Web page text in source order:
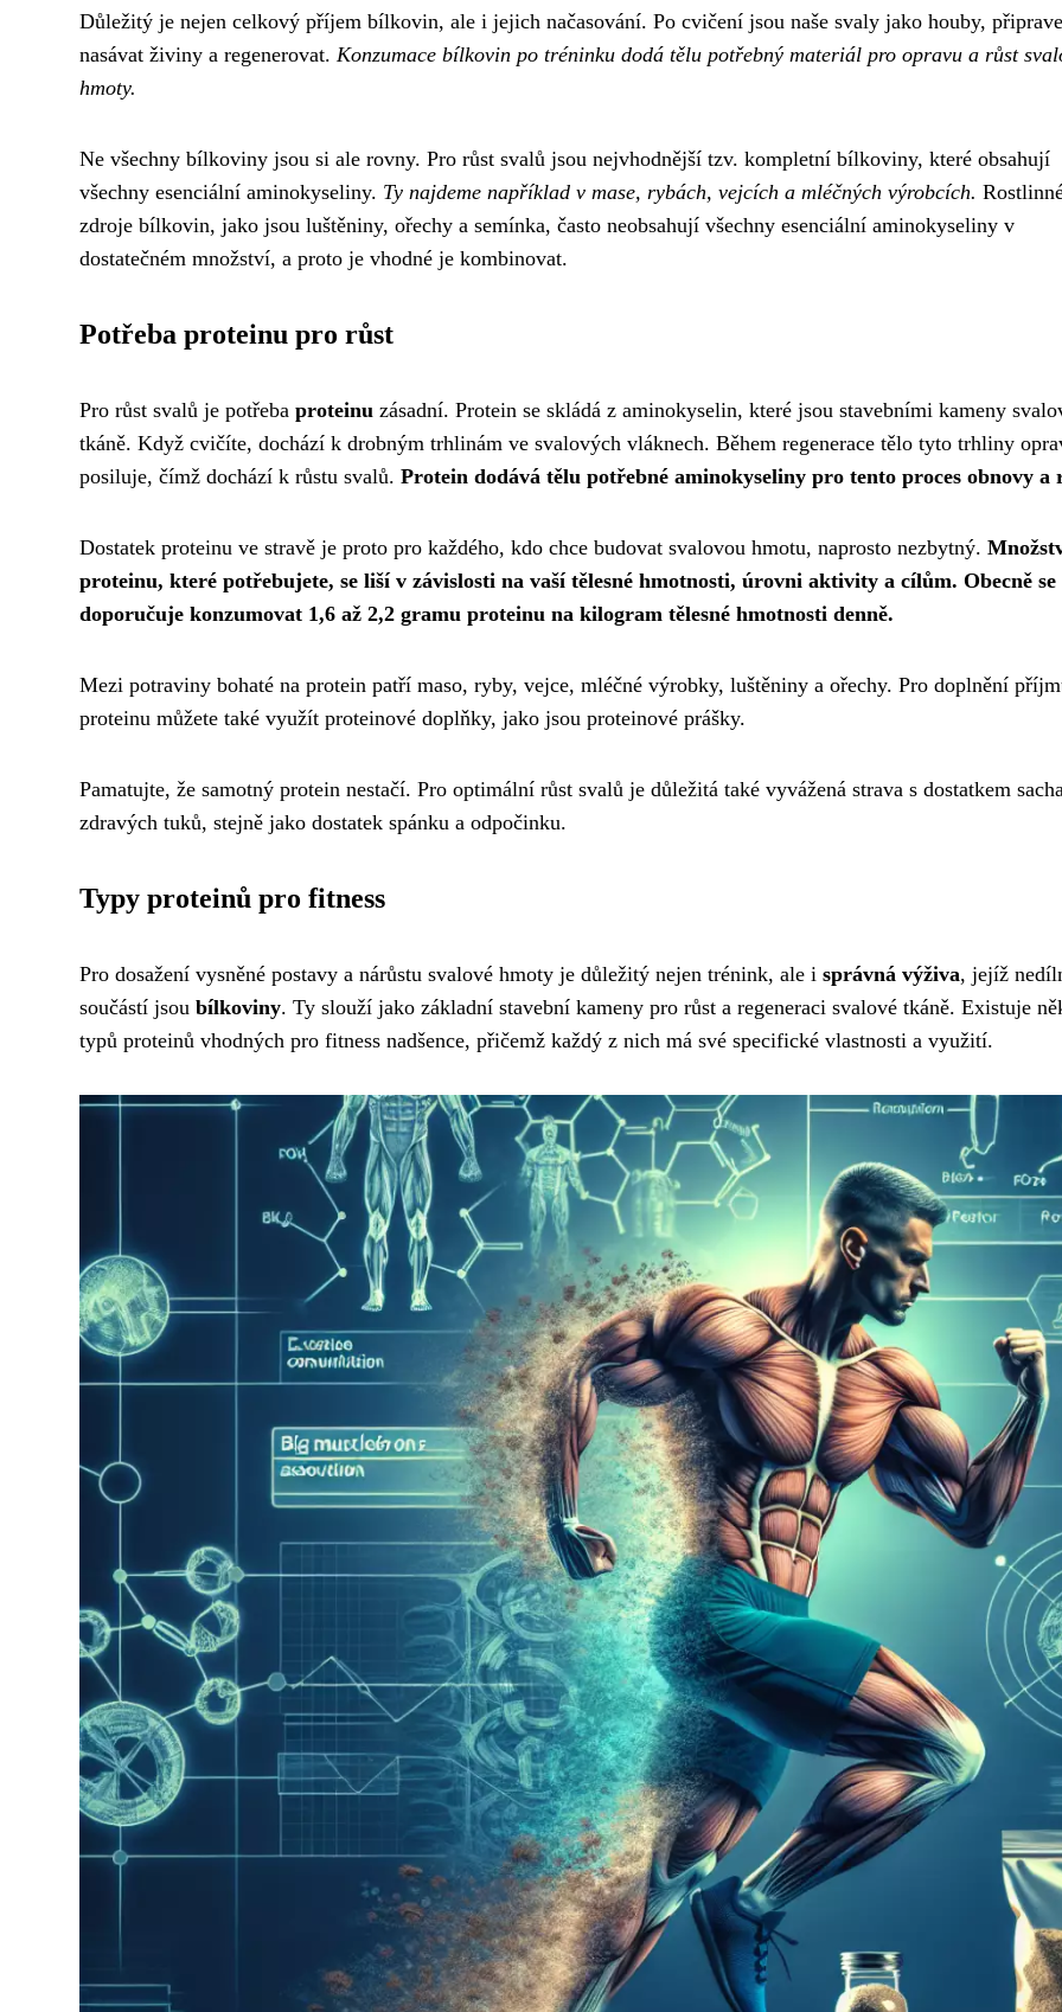
Důležitý je nejen celkový příjem bílkovin, ale i jejich načasování. Po cvičení jsou naše svaly jako houby,
nasávat živiny a regenerovat. Konzumace bílkovin po tréninku dodá tělu potřebný materiál pro opravu a růst
hmoty.
Ne všechny bílkoviny jsou si ale rovny. Pro růst svalů jsou nejvhodnější tzv. kompletní bílkoviny, které obsahují
všechny esenciální aminokyseliny. Ty najdeme například v mase, rybách, vejcích a mléčných výrobcích.
zdroje bílkovin, jako jsou luštěniny, ořechy a semínka, často neobsahují všechny esenciální aminokyseliny v
dostatečném množství, a proto je vhodné je kombinovat.
Potřeba proteinu pro růst
Pro růst svalů je potřeba proteinu zásadní. Protein se skládá z aminokyselin, které jsou stavebními kameny
tkáně. Když cvičíte, dochází k drobným trhlinám ve svalových vláknech. Během regenerace tělo tyto trhliny
posiluje, čímž dochází k růstu svalů. Protein dodává tělu potřebné aminokyseliny pro tento proces obnovy a
Dostatek proteinu ve stravě je proto pro každého, kdo chce budovat svalovou hmotu, naprosto nezbytný.
proteinu, které potřebujete, se liší v závislosti na vaší tělesné hmotnosti, úrovni aktivity a cílům. Obecně se
doporučuje konzumovat 1,6 až 2,2 gramu proteinu na kilogram tělesné hmotnosti denně.
Mezi potraviny bohaté na protein patří maso, ryby, vejce, mléčné výrobky, luštěniny a ořechy. Pro doplnění
proteinu můžete také využít proteinové doplňky, jako jsou proteinové prášky.
Pamatujte, že samotný protein nestačí. Pro optimální růst svalů je důležitá také vyvážená strava s dostatkem
zdravých tuků, stejně jako dostatek spánku a odpočinku.
Typy proteinů pro fitness
Pro dosažení vysněné postavy a nárůstu svalové hmoty je důležitý nejen trénink, ale i správná výživa, jejíž
součástí jsou bílkoviny. Ty slouží jako základní stavební kameny pro růst a regeneraci svalové tkáně. Existuje
typů proteinů vhodných pro fitness nadšence, přičemž každý z nich má své specifické vlastnosti a využití.